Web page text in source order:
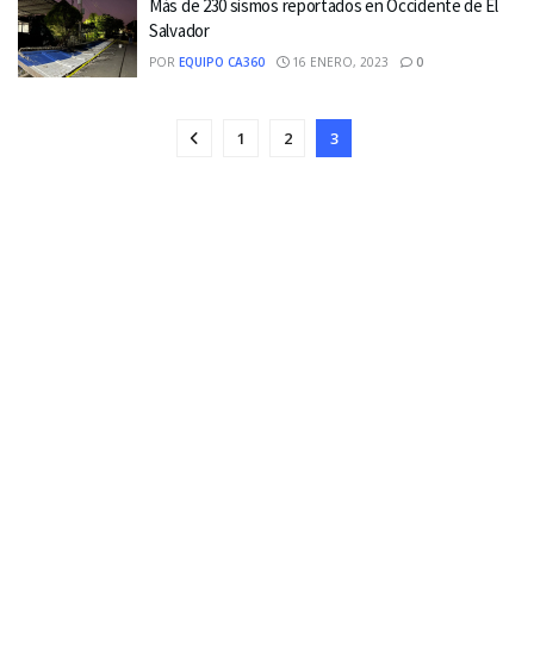
Más de 230 sismos reportados en Occidente de El
Salvador
POR EQUIPO CA360 16 ENERO, 2023 0
1 2 3